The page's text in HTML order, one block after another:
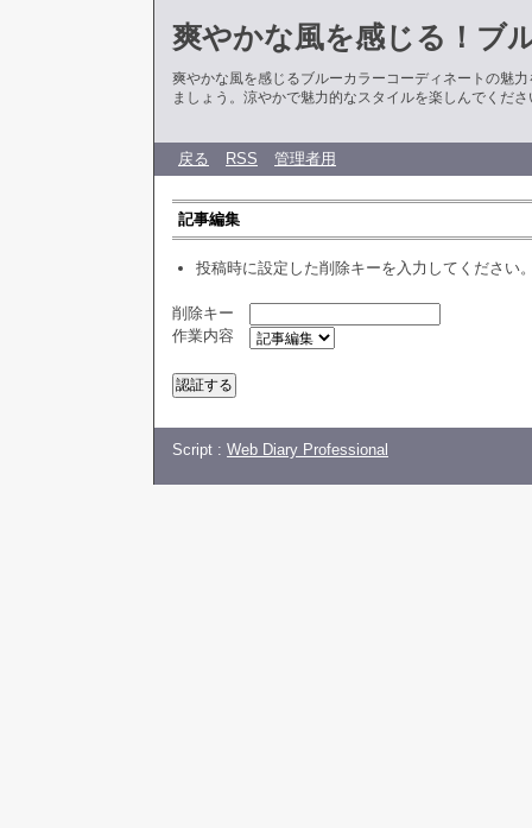
爽やかな風を感じる！ブ
爽やかな風を感じるブルーカラーコーディネートの魅
ましょう。涼やかで魅力的なスタイルを楽しんでくださ
戻る RSS 管理者用
記事編集
投稿時に設定した削除キーを入力してください
削除キー
作業内容
Script : Web Diary Professional